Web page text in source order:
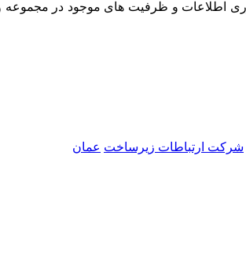
اطلاعات و ظرفیت های موجود در
شرکت ارتباطات زیرساخت عمان